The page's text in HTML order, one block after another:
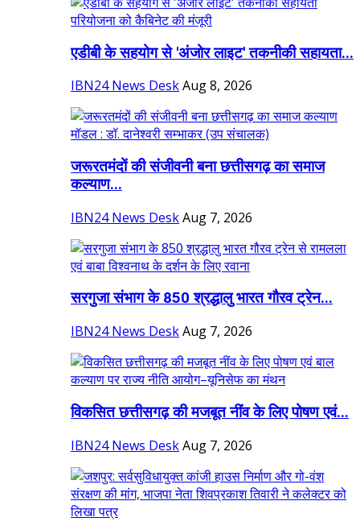
एडीबी के सहयोग से 'अंजोर लाइट' तकनीकी सहायता...
IBN24 News DeskAug 8, 2026
जरूरतमंदों की संजीवनी बना छत्तीसगढ़ का समाज
कल्याण...
IBN24 News DeskAug 7, 2026
सरगुजा संभाग के 850 श्रद्धालु भारत गौरव ट्रेन...
IBN24 News DeskAug 7, 2026
विकसित छत्तीसगढ़ की मजबूत नींव के लिए पोषण एवं...
IBN24 News DeskAug 7, 2026